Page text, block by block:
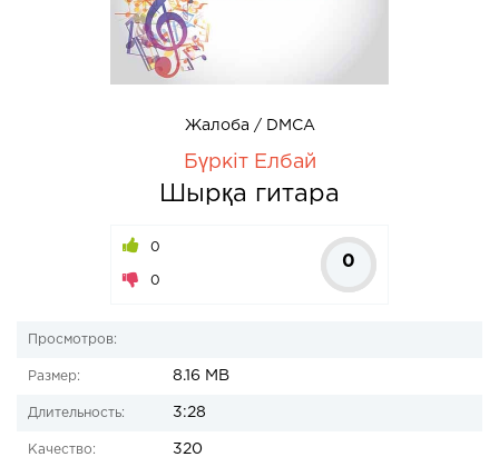
Жалоба / DMCA
Бүркіт Елбай
Шырқа гитара
0
0
0
Просмотров:
Размер: 8.16 MB
Длительность: 3:28
Качество: 320